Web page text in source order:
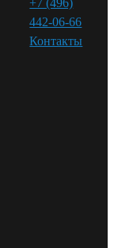
442-06-66
Контакты⁠